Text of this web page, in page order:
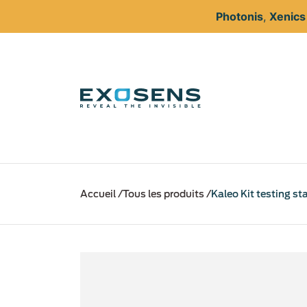
principal
Photonis, Xenics
Accueil Tous les produits Kaleo Kit testing